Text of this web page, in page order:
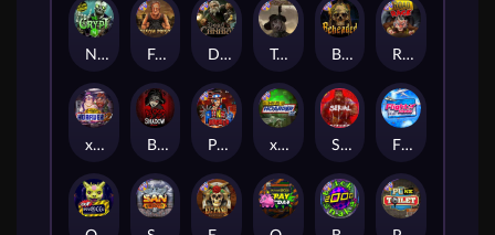
Blood & Shadow Punk Rocker 2
Beheaded
Nexus The Crypt Tombstone RIP
Folsom Prison Road Rage
xWays Hoarder 2 Flight Mode
Serial
Dead Canary
xWays Hoarder xSplit